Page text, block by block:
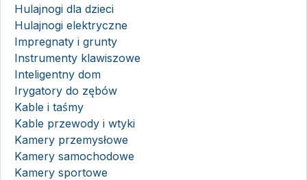
Hulajnogi dla dzieci
Hulajnogi elektryczne
Impregnaty i grunty
Instrumenty klawiszowe
Inteligentny dom
Irygatory do zębów
Kable i taśmy
Kable przewody i wtyki
Kamery przemysłowe
Kamery samochodowe
Kamery sportowe